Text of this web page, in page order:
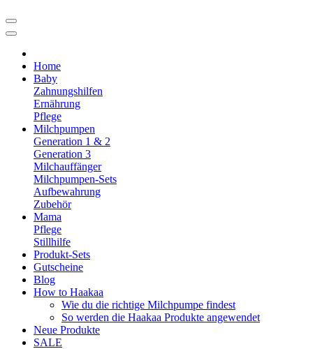
Home
Baby
Zahnungshilfen
Ernährung
Pflege
Milchpumpen
Generation 1 & 2
Generation 3
Milchauffänger
Milchpumpen-Sets
Aufbewahrung
Zubehör
Mama
Pflege
Stillhilfe
Produkt-Sets
Gutscheine
Blog
How to Haakaa
Wie du die richtige Milchpumpe findest
So werden die Haakaa Produkte angewendet
Neue Produkte
SALE